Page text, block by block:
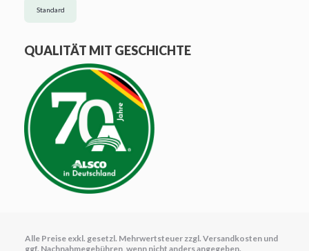
Standard
QUALITÄT MIT GESCHICHTE
Alle Preise exkl. gesetzl. Mehrwertsteuer zzgl. Versandkosten und
ggf. Nachnahmegebühren, wenn nicht anders angegeben.